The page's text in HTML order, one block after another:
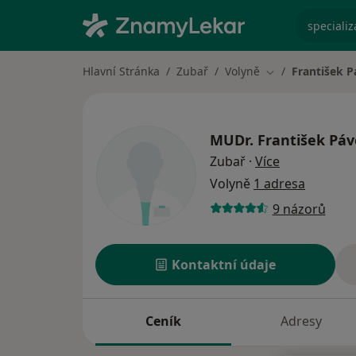
Hlavní Stránka Zubař Volyně Změna města
František
MUDr. František
Zubař · Více
Volyně 1 adresa
9 názorů
Kontaktní údaje
Ceník Adresy